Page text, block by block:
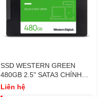
SSD WESTERN GREEN
480GB 2.5" SATA3 CHÍNH
HÃNG VAT
Liên hệ